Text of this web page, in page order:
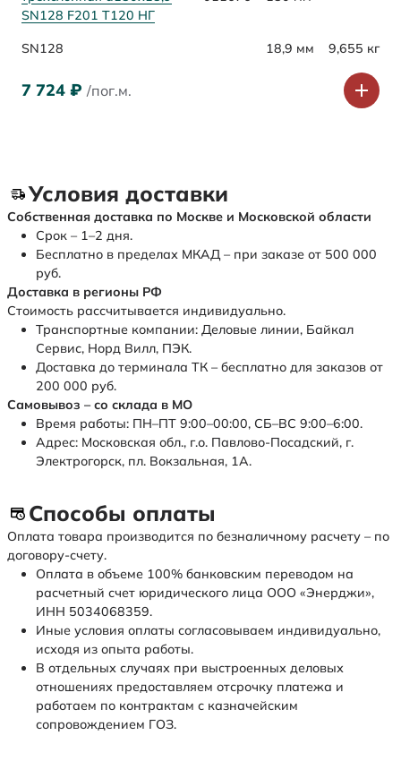
SN128 F201 Т120 НГ
SN128 18,9 мм 9,655 кг
7 724 ₽ /пог.м.
Условия доставки
Собственная доставка по Москве и Московской области
Срок – 1–2 дня.
Бесплатно в пределах МКАД – при заказе от 500 000
руб.
Доставка в регионы РФ
Стоимость рассчитывается индивидуально.
Транспортные компании: Деловые линии, Байкал
Сервис, Норд Вилл, ПЭК.
Доставка до терминала ТК – бесплатно для заказов от
200 000 руб.
Самовывоз – со склада в МО
Время работы: ПН–ПТ 9:00–00:00, СБ–ВС 9:00–6:00.
Адрес: Московская обл., г.о. Павлово-Посадский, г.
Электрогорск, пл. Вокзальная, 1А.
Способы оплаты
Оплата товара производится по безналичному расчету – по
договору-счету.
Оплата в объеме 100% банковским переводом на
расчетный счет юридического лица ООО «Энерджи»,
ИНН 5034068359.
Иные условия оплаты согласовываем индивидуально,
исходя из опыта работы.
В отдельных случаях при выстроенных деловых
отношениях предоставляем отсрочку платежа и
работаем по контрактам с казначейским
сопровождением ГОЗ.